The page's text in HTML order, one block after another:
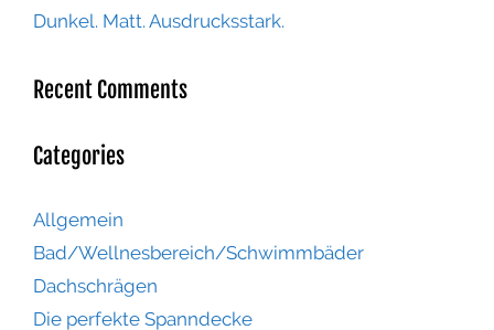
Dunkel. Matt. Ausdrucksstark.
Recent Comments
Categories
Allgemein
Bad/Wellnesbereich/Schwimmbäder
Dachschrägen
Die perfekte Spanndecke